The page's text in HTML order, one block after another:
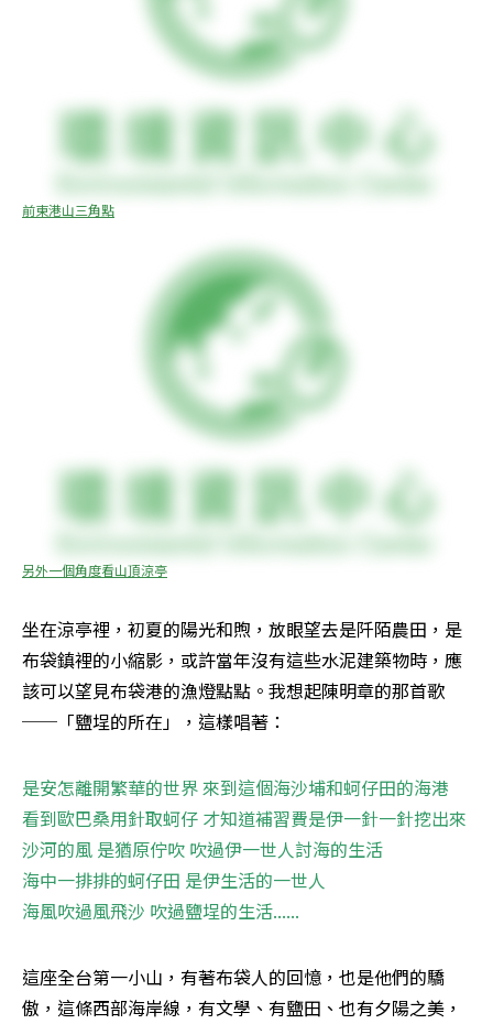
前東港山三角點
另外一個角度看山頂涼亭
坐在涼亭裡，初夏的陽光和煦，放眼望去是阡陌農田，是
布袋鎮裡的小縮影，或許當年沒有這些水泥建築物時，應
該可以望見布袋港的漁燈點點。我想起陳明章的那首歌
──「鹽埕的所在」，這樣唱著：
是安怎離開繁華的世界 來到這個海沙埔和蚵仔田的海港
看到歐巴桑用針取蚵仔 才知道補習費是伊一針一針挖出來
沙河的風 是猶原佇吹 吹過伊一世人討海的生活
海中一排排的蚵仔田 是伊生活的一世人
海風吹過風飛沙 吹過鹽埕的生活......
這座全台第一小山，有著布袋人的回憶，也是他們的驕
傲，這條西部海岸線，有文學、有鹽田、也有夕陽之美，